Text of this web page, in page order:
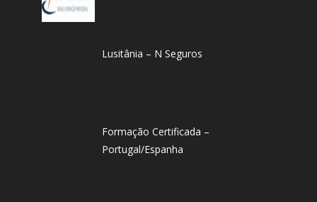
Lusitânia – N Seguros
Formação Certificada –
Portugal/Espanha